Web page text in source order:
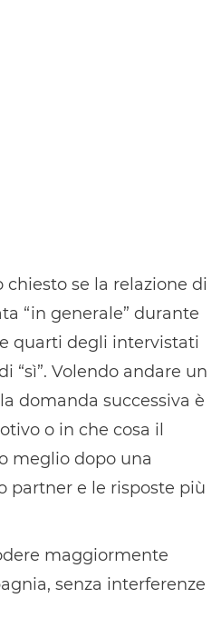
se la relazione di
“in generale” durante
quarti degli intervistati
“sì”. Volendo andare un
domanda successiva è
o in che cosa il
meglio dopo una
partner e le risposte più
maggiormente
senza interferenze